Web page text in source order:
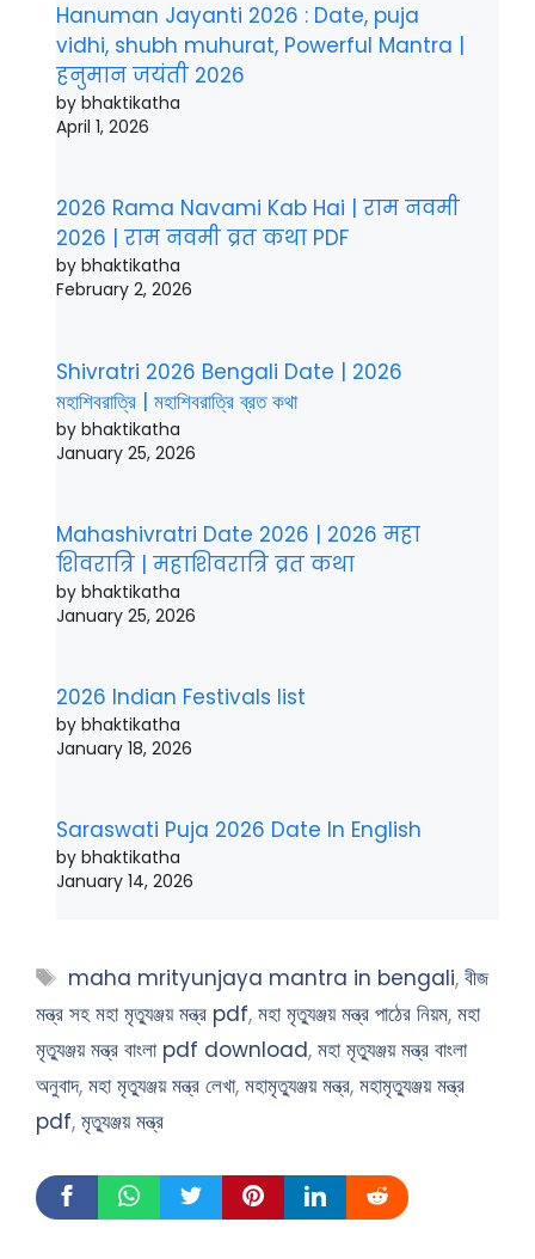
Hanuman Jayanti 2026 : Date, puja
vidhi, shubh muhurat, Powerful Mantra |
हनुमान जयंती 2026
by bhaktikatha
April 1, 2026
2026 Rama Navami Kab Hai | राम नवमी
2026 | राम नवमी व्रत कथा PDF
by bhaktikatha
February 2, 2026
Shivratri 2026 Bengali Date | 2026
মহাশিবরাত্রি | মহাশিবরাত্রি ব্রত কথা
by bhaktikatha
January 25, 2026
Mahashivratri Date 2026 | 2026 महा
शिवरात्रि | महाशिवरात्रि व्रत कथा
by bhaktikatha
January 25, 2026
2026 Indian Festivals list
by bhaktikatha
January 18, 2026
Saraswati Puja 2026 Date In English
by bhaktikatha
January 14, 2026
Tags
maha mrityunjaya mantra in bengali,বীজ
মন্ত্র সহ মহা মৃত্যুঞ্জয় মন্ত্র pdf, মহা মৃত্যুঞ্জয় মন্ত্র পাঠের নিয়ম, মহা
মৃত্যুঞ্জয় মন্ত্র বাংলা pdf download, মহা মৃত্যুঞ্জয় মন্ত্র বাংলা
অনুবাদ, মহা মৃত্যুঞ্জয় মন্ত্র লেখা, মহামৃত্যুঞ্জয় মন্ত্র, মহামৃত্যুঞ্জয় মন্ত্র
pdf, মৃত্যুঞ্জয় মন্ত্র